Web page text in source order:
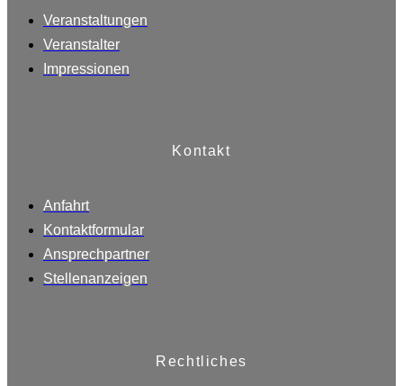
Veranstaltungen
Veranstalter
Impressionen
Kontakt
Anfahrt
Kontaktformular
Ansprechpartner
Stellenanzeigen
Rechtliches